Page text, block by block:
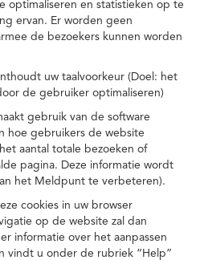
optimaliseren en statistieken op te
ervan. Er worden geen
de bezoekers kunnen worden
uw taalvoorkeur (Doel: het
de gebruiker optimaliseren)
gebruik van de software
hoe gebruikers de website
aantal totale bezoeken of
pagina. Deze informatie wordt
het Meldpunt te verbeteren).
cookies in uw browser
op de website zal dan
informatie over het aanpassen
vindt u onder de rubriek “Help”